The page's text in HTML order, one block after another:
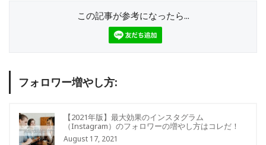
この記事が参考になったら...
フォロワー増やし方:
【2021年版】最大効果のインスタグラム
（Instagram）のフォロワーの増やし方はコレだ！
August 17, 2021